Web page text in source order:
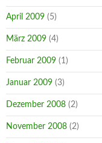
April 2009 (5)
März 2009 (4)
Februar 2009 (1)
Januar 2009 (3)
Dezember 2008 (2)
November 2008 (2)